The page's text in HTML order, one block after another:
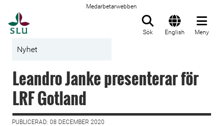
Medarbetarwebben
Sök English Meny
Nyhet
Leandro Janke presenterar för
LRF Gotland
PUBLICERAD: 08 DECEMBER 2020